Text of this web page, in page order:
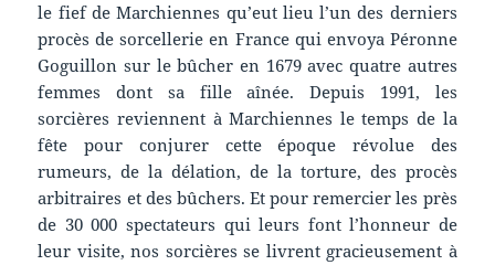
le fief de Marchiennes qu’eut lieu l’un des derniers
procès de sorcellerie en France qui envoya Péronne
Goguillon sur le bûcher en 1679 avec quatre autres
femmes dont sa fille aînée. Depuis 1991, les
sorcières reviennent à Marchiennes le temps de la
fête pour conjurer cette époque révolue des
rumeurs, de la délation, de la torture, des procès
arbitraires et des bûchers. Et pour remercier les près
de 30 000 spectateurs qui leurs font l’honneur de
leur visite, nos sorcières se livrent gracieusement à